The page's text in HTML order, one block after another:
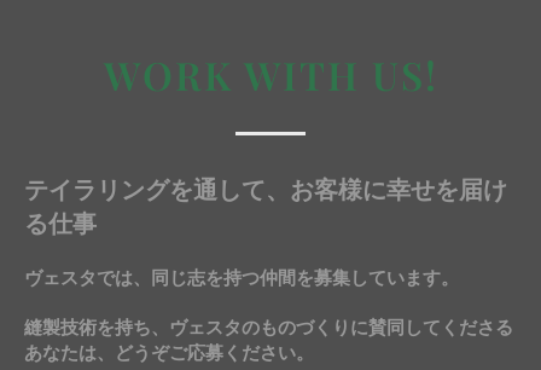
WORK WITH US!
テイラリングを通して、お客様に幸せを届け
る仕事
ヴェスタでは、同じ志を持つ仲間を募集しています。
縫製技術を持ち、ヴェスタのものづくりに賛同してくださる
あなたは、どうぞご応募ください。